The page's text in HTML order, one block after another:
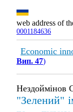
web address of
0001184636
Economic
Вип. 47)
Нездоймінов
"Зелений"